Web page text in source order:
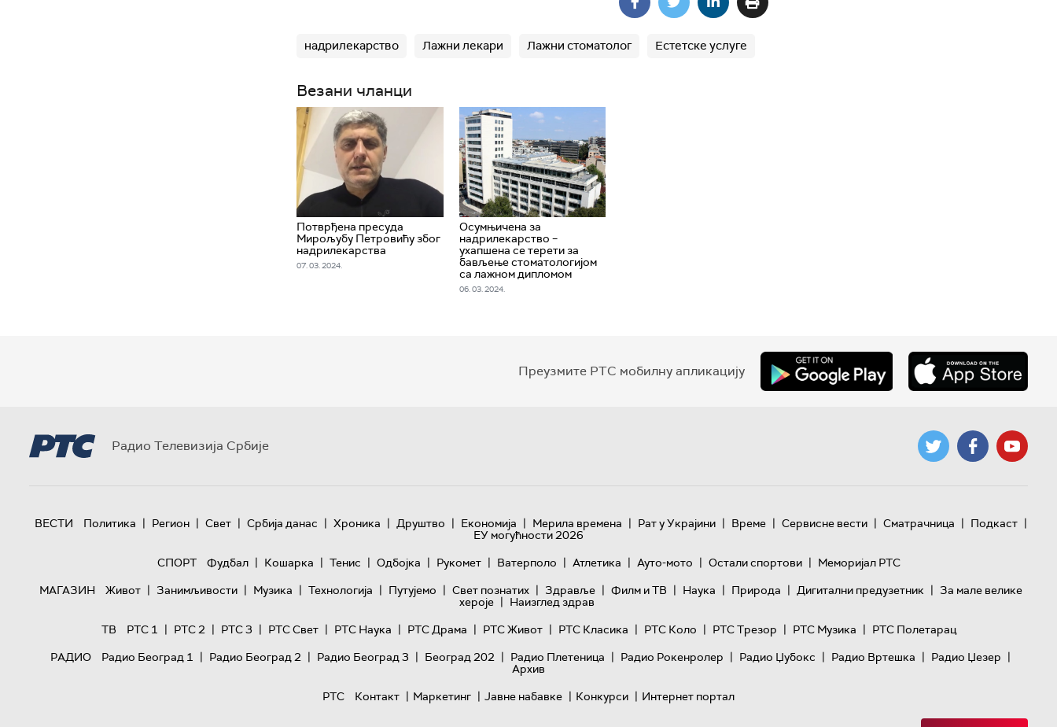
надрилекарство Лажни лекари Лажни стоматолог Естетске услуге
Везани чланци
Потврђена пресуда
Мирољубу Петровићу због
надрилекарства
07. 03. 2024.
Осумњичена за
надрилекарство –
ухапшена се терети за
бављење стоматологијом
са лажном дипломом
06. 03. 2024.
Преузмите РТС мобилну апликацију
Радио Телевизија Србије
ВЕСТИ Политика | Регион | Свет | Србија данас | Хроника | Друштво | Економија | Мерила времена | Рат у Украјини | Време | Сервисне вести | Сматрачница | Подкаст |
ЕУ могућности 2026
СПОРТ
Фудбал | Кошарка | Тенис | Одбојка | Рукомет | Ватерполо | Атлетика | Ауто-мото | Остали спортови | Меморијал РТС
МАГАЗИН
Живот | Занимљивости | Музика | Технологијa | Путујемо | Свет познатих | Здравље | Филм и ТВ | Наука | Природа | Дигитални предузетник | За мале велике
хероје | Наизглед здрав
ТВ
РТС 1 | РТС 2 | РТС 3 | РТС Свет | РТС Наука | РТС Драма | РТС Живот | РТС Класика | РТС Коло | РТС Трезор | РТС Музика | РТС Полетарац
РАДИО
Радио Београд 1 | Радио Београд 2 | Радио Београд 3 | Београд 202 | Радио Плетеница | Радио Рокенролер | Радио Џубокс | Радио Вртешка | Радио Џезер |
Архив
РТС
Контакт | Маркетинг | Јавне набавке | Конкурси | Интернет портал